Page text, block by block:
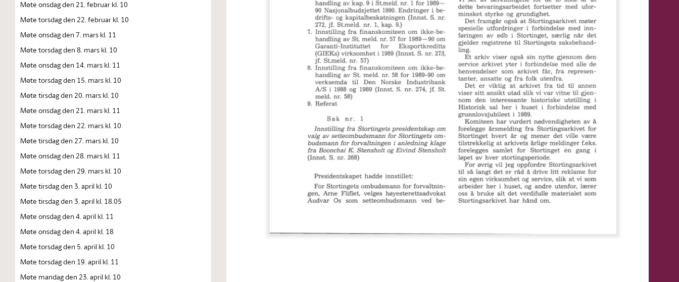
Møte onsdag den 21. februar kl. 10
Møte torsdag den 22. februar kl. 10
Møte onsdag den 7. mars kl. 11
Møte torsdag den 8. mars kl. 10
Møte onsdag den 14. mars kl. 11
Møte torsdag den 15. mars kl. 10
Møte tirsdag den 20. mars kl. 10
Møte onsdag den 21. mars kl. 11
Møte torsdag den 22. mars kl. 10
Møte tirsdag den 27. mars kl. 10
Møte onsdag den 28. mars kl. 11
Møte torsdag den 29. mars kl. 10
Møte tirsdag den 3. april kl. 10
Møte tirsdag den 3. april kl. 18.05
Møte onsdag den 4. april kl. 11
Møte onsdag den 4. april kl. 18
Møte torsdag den 5. april kl. 10
Møte torsdag den 19. april kl. 11
Møte mandag den 23. april kl. 10